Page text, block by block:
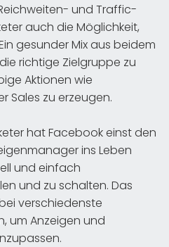
und Traffic-
auch die Möglichkeit,
gesunder Mix aus beidem
richtige Zielgruppe zu
Aktionen wie
Sales zu erzeugen.
hat Facebook einst den
ins Leben
und einfach
und zu schalten. Das
verschiedenste
um Anzeigen und